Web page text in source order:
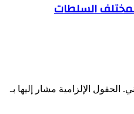
السلطات
الحقول الإلزامية مشار إليها بـ